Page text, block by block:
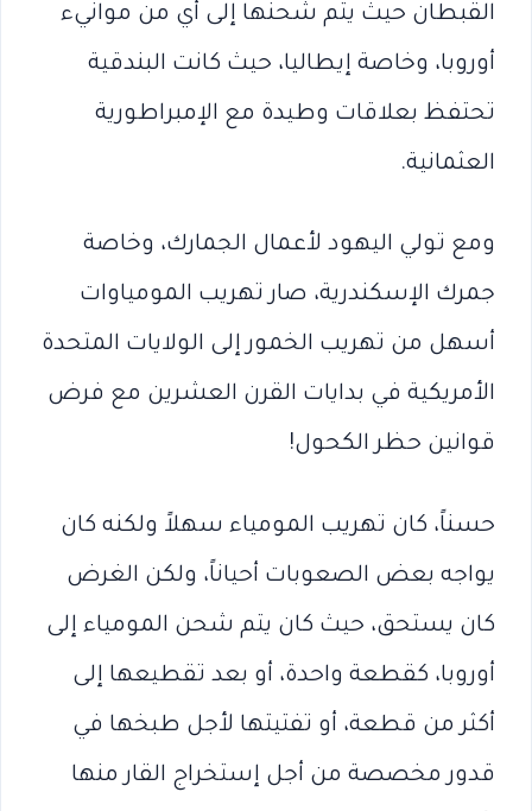
القبطان حيث يتم شحنها إلى أي من موانيء
أوروبا، وخاصة إيطاليا، حيث كانت البندقية
تحتفظ بعلاقات وطيدة مع الإمبراطورية
العثمانية.
ومع تولي اليهود لأعمال الجمارك، وخاصة
جمرك الإسكندرية، صار تهريب المومياوات
أسهل من تهريب الخمور إلى الولايات المتحدة
الأمريكية في بدايات القرن العشرين مع فرض
قوانين حظر الكحول!
حسناً، كان تهريب المومياء سهلاً ولكنه كان
يواجه بعض الصعوبات أحياناً، ولكن الغرض
كان يستحق، حيث كان يتم شحن المومياء إلى
أوروبا، كقطعة واحدة، أو بعد تقطيعها إلى
أكثر من قطعة، أو تفتيتها لأجل طبخها في
قدور مخصصة من أجل إستخراج القار منها